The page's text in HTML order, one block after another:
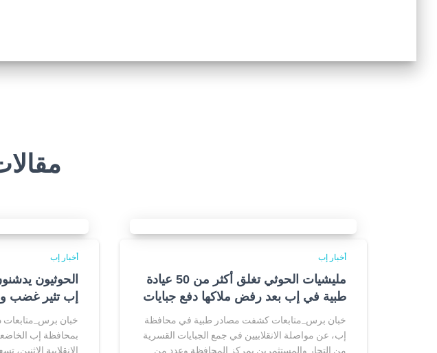
أخبار إب
مليشيات الحوثي تغلق أكثر من 50 عيادة
طبية في إب بعد رفض ملاكها دفع جبايات
خبان برس_متابعات كشفت مصادر طبية في محافظة
إب، عن مواصلة الانقلابيين في جمع الجبايات القسرية
من التجار والمستثمرين بمركز المحافظة وعدد من
أخبار إب
الحوثيون
إب تثير غضب
خبان
بمحافظة إب
الإنقلابية